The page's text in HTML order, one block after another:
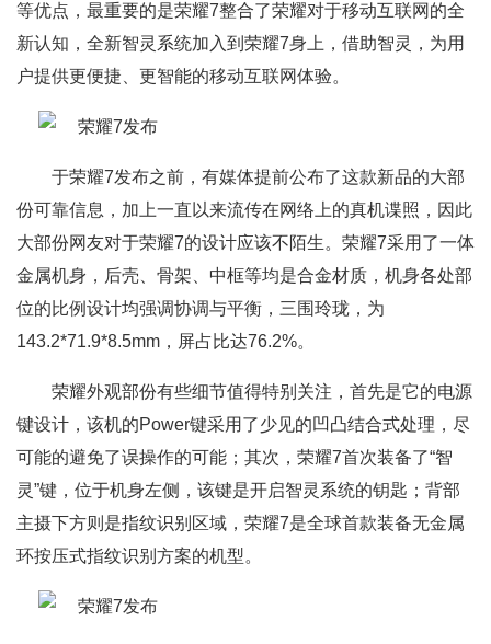
等优点，最重要的是荣耀7整合了荣耀对于移动互联网的全
新认知，全新智灵系统加入到荣耀7身上，借助智灵，为用
户提供更便捷、更智能的移动互联网体验。
于荣耀7发布之前，有媒体提前公布了这款新品的大部
份可靠信息，加上一直以来流传在网络上的真机谍照，因此
大部份网友对于荣耀7的设计应该不陌生。荣耀7采用了一体
金属机身，后壳、骨架、中框等均是合金材质，机身各处部
位的比例设计均强调协调与平衡，三围玲珑，为
143.2*71.9*8.5mm，屏占比达76.2%。
荣耀外观部份有些细节值得特别关注，首先是它的电源
键设计，该机的Power键采用了少见的凹凸结合式处理，尽
可能的避免了误操作的可能；其次，荣耀7首次装备了“智
灵”键，位于机身左侧，该键是开启智灵系统的钥匙；背部
主摄下方则是指纹识别区域，荣耀7是全球首款装备无金属
环按压式指纹识别方案的机型。